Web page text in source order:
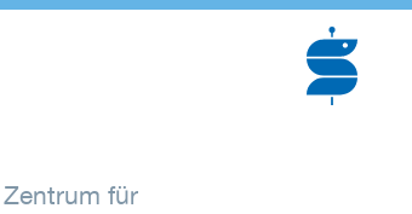
Zentrum für